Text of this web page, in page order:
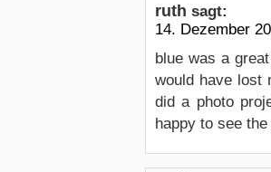
ruth sagt:
14. Dezember
blue was a
would have lost
did a photo
happy to see